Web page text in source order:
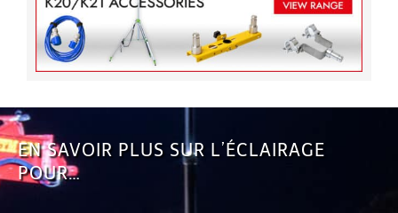
EN SAVOIR PLUS SUR L’ÉCLAIRAGE
POUR…